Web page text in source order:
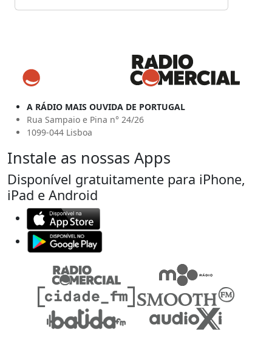
A RÁDIO MAIS OUVIDA DE PORTUGAL
Rua Sampaio e Pina n° 24/26
1099-044 Lisboa
Instale as nossas Apps
Disponível gratuitamente para iPhone,
iPad e Android